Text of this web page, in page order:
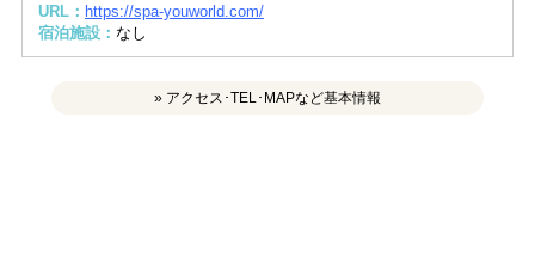
URL： https://spa-youworld.com/
宿泊施設： なし
» アクセス･TEL･MAPなど基本情報